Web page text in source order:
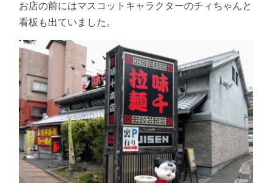
お店の前にはマスコットキャラクターのチィちゃんと
看板も出ていました。